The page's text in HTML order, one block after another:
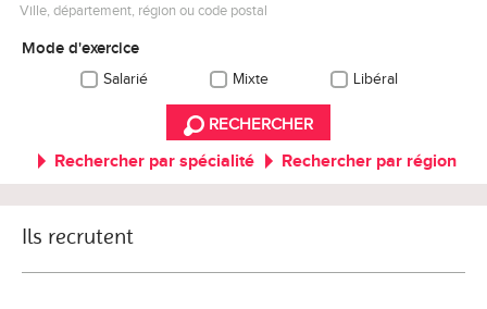
Ville, département, région ou code postal
Mode d'exercice
Salarié Mixte Libéral
RECHERCHER
Rechercher par spécialité Rechercher par région
Ils recrutent